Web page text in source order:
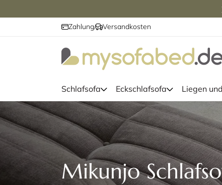
Zahlung/ Versandkosten
Schlafsofa Eckschlafsofa Liegen
Mikunjo